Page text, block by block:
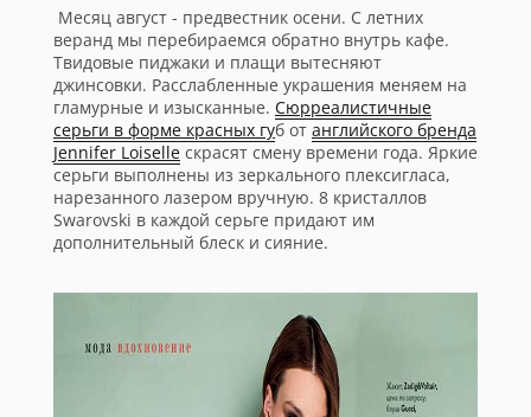
Месяц август - предвестник осени. С летних
веранд мы перебираемся обратно внутрь кафе.
Твидовые пиджаки и плащи вытесняют
джинсовки. Расслабленные украшения меняем на
гламурные и изысканные. Сюрреалистичные
серьги в форме красных губ от английского бренда
Jennifer Loiselle скрасят смену времени года. Яркие
серьги выполнены из зеркального плексигласа,
нарезанного лазером вручную. 8 кристаллов
Swarovski в каждой серьге придают им
дополнительный блеск и сияние.